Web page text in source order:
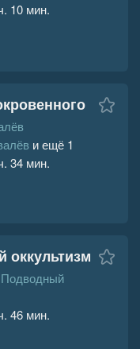
10 мин.
и ещё 1
34 мин.
46 мин.